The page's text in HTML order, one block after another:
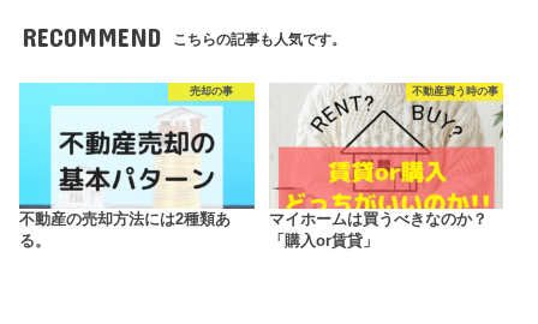
RECOMMEND こちらの記事も人気です。
売却の事
不動産の売却方法には2種類あ
る。
不動産買う時の事
マイホームは買うべきなのか？
「購入or賃貸」